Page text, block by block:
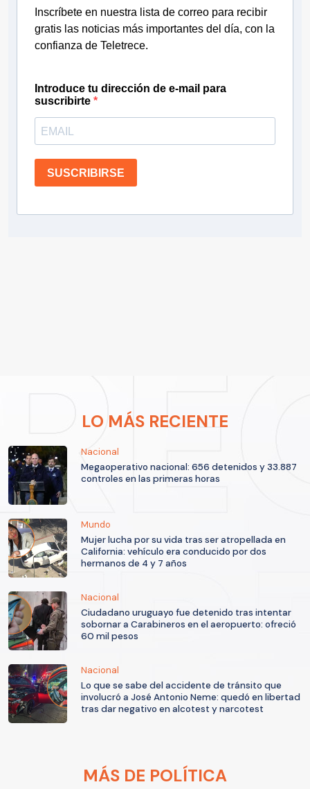
Inscríbete en nuestra lista de correo para recibir
gratis las noticias más importantes del día, con la
confianza de Teletrece.
Introduce tu dirección de e-mail para
suscribirte
SUSCRIBIRSE
LO MÁS RECIENTE
Nacional
Megaoperativo nacional: 656 detenidos y 33.887
controles en las primeras horas
Mundo
Mujer lucha por su vida tras ser atropellada en
California: vehículo era conducido por dos
hermanos de 4 y 7 años
Nacional
Ciudadano uruguayo fue detenido tras intentar
sobornar a Carabineros en el aeropuerto: ofreció
60 mil pesos
Nacional
Lo que se sabe del accidente de tránsito que
involucró a José Antonio Neme: quedó en libertad
tras dar negativo en alcotest y narcotest
MÁS DE POLÍTICA